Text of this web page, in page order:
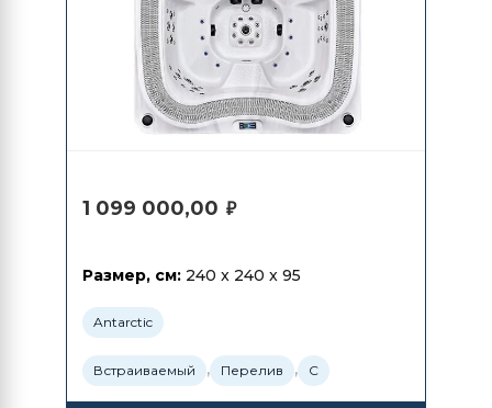
1 099 000,00 ₽
Размер, см: 240 x 240 x 95
Antarctic
Встраиваемый , Перелив , С